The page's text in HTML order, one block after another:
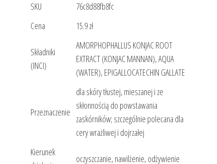
SKU
76c8d88fb8fc
Cena
15.9 zł
Składniki
(INCI)
AMORPHOPHALLUS KONJAC ROOT
EXTRACT (KONJAC MANNAN), AQUA
(WATER), EPIGALLOCATECHIN GALLATE
Przeznaczenie
dla skóry tłustej, mieszanej i ze
skłonnością do powstawania
zaskórników; szczególnie polecana dla
cery wrażliwej i dojrzałej
Kierunek
oczyszczanie, nawilżenie, odżywienie